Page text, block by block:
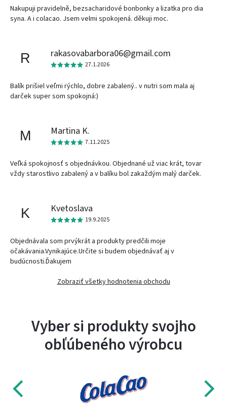
Nakupuji pravidelně, bezsacharidové bonbonky a lizatka pro dia
syna. A i colacao. Jsem velmi spokojená. děkuji moc.
R rakasovabarbora06@gmail.com
27.1.2026
Balík prišiel veľmi rýchlo, dobre zabalený.. v nutri som mala aj
darček super som spokojná:)
M Martina K.
7.11.2025
Veľká spokojnosť s objednávkou. Objednané už viac krát, tovar
vždy starostlivo zabalený a v balíku bol zakaždým malý darček.
K Kvetoslava
19.9.2025
Objednávala som prvýkrát a produkty predčili moje
očakávania.Vynikajúce.Určite si budem objednávať aj v
budúcnosti.Ďakujem
Zobraziť všetky hodnotenia obchodu
Vyber si produkty svojho
obľúbeného výrobcu